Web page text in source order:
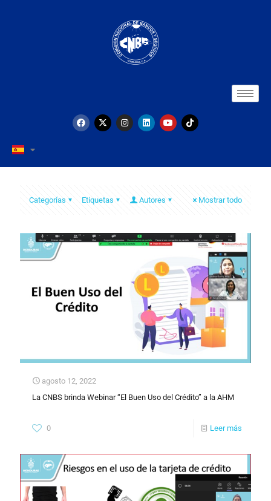
Categorías Etiquetas Autores Mostrar todo
agosto 12, 2022
La CNBS brinda Webinar “El Buen Uso del Crédito” a la AHM
0 Leer más